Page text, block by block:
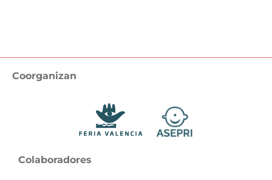
Coorganizan
Colaboradores